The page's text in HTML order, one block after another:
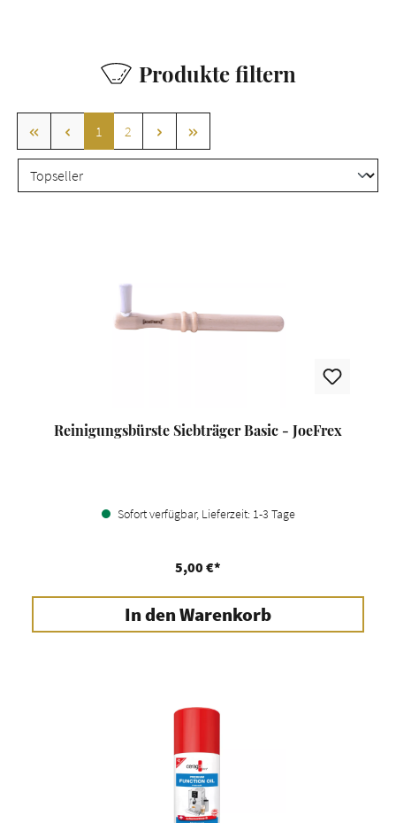
Produkte filtern
Seite
1 Seite
2
Reinigungsbürste Siebträger Basic - JoeFrex
Sofort verfügbar, Lieferzeit: 1-3 Tage
5,00 €*
In den Warenkorb